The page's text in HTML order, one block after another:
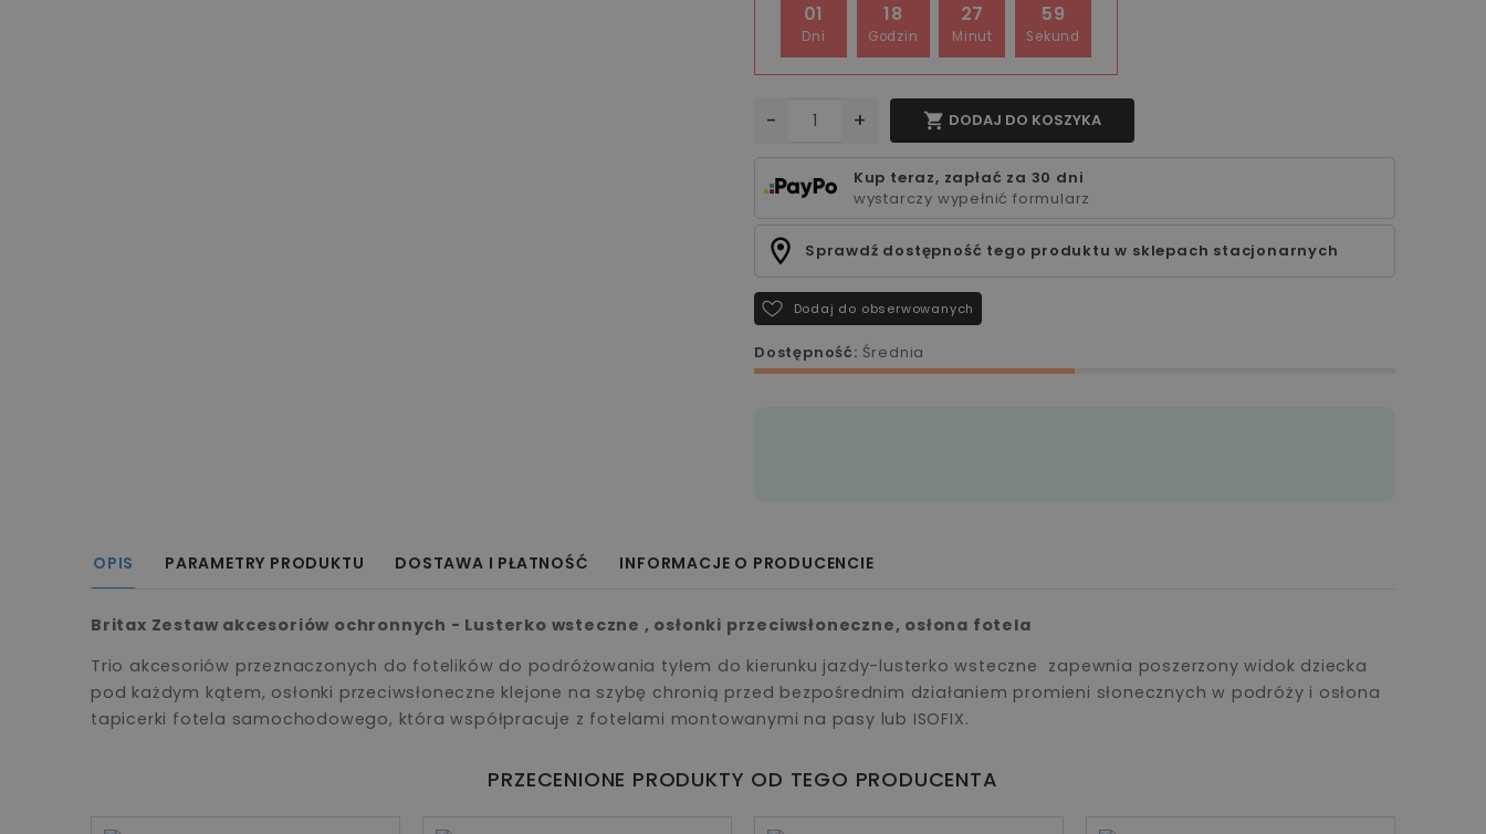
01
Dni
18
Godzin
27
Minut
59
Sekund
- +  DODAJ DO KOSZYKA
Kup teraz, zapłać za 30 dni
wystarczy wypełnić formularz
Sprawdź dostępność tego produktu w sklepach stacjonarnych
Dodaj do obserwowanych
Dostępność: Średnia
OPIS PARAMETRY PRODUKTU DOSTAWA I PŁATNOŚĆ INFORMACJE O PRODUCENCIE
Britax Zestaw akcesoriów ochronnych - Lusterko wsteczne , osłonki przeciwsłoneczne, osłona fotela
Trio akcesoriów przeznaczonych do fotelików do podróżowania tyłem do kierunku jazdy-lusterko wsteczne zapewnia poszerzony widok dziecka
pod każdym kątem, osłonki przeciwsłoneczne klejone na szybę chronią przed bezpośrednim działaniem promieni słonecznych w podróży i osłona
tapicerki fotela samochodowego, która współpracuje z fotelami montowanymi na pasy lub ISOFIX.
PRZECENIONE PRODUKTY OD TEGO PRODUCENTA